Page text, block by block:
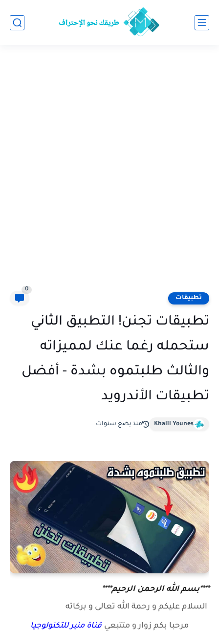
تطبيقات
0
تطبيقات تجنن! التطبيق الثاني
ستحمله رغما عنك لمميزاته
والثالث طلبتموه بشدة - أفضل
تطبيقات الأندرويد
Khalil Younes منذ بضع سنوات
****بسم الله الرحمن الرحيم****
السلام عليكم و رحمة الله تعالى و بركاته
مرحبا بكم زوار و متتبعي قناة منير للتكنولوجيا